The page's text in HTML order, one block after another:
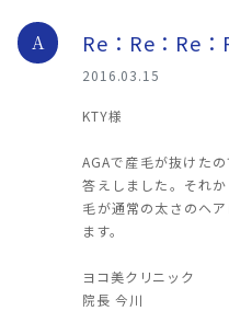
A Re：Re：Re
2016.03.15
KTY様
AGAで産毛が抜けた
答えしました。それ
毛が通常の太さのヘ
ます。
ヨコ美クリニック
院長 今川